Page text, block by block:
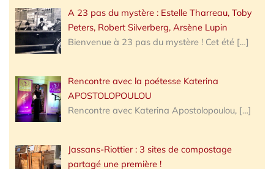
A 23 pas du mystère : Estelle Tharreau, Toby
Peters, Robert Silverberg, Arsène Lupin
Bienvenue à 23 pas du mystère ! Cet été […]
Rencontre avec la poétesse Katerina
APOSTOLOPOULOU
Rencontre avec Katerina Apostolopoulou, […]
Jassans-Riottier : 3 sites de compostage
partagé une première !